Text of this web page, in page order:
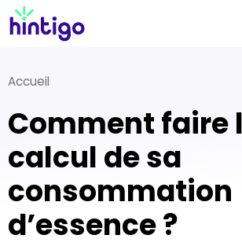
Accueil
Comment faire le
calcul de sa
consommation
d’essence ?